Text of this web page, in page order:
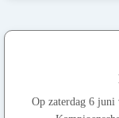
Op zaterdag 6 juni